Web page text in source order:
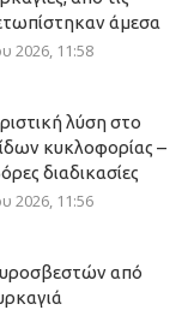
άμεσα
2026, 11:58
λύση στο
κυκλοφορίας –
διαδικασίες
2026, 11:56
από